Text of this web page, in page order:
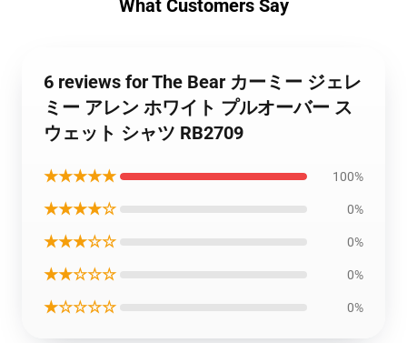
What Customers Say
6 reviews for The Bear カーミー ジェレ
ミー アレン ホワイト プルオーバー ス
ウェット シャツ RB2709
★★★★★ 100%
★★★★☆ 0%
★★★☆☆ 0%
★★☆☆☆ 0%
★☆☆☆☆ 0%